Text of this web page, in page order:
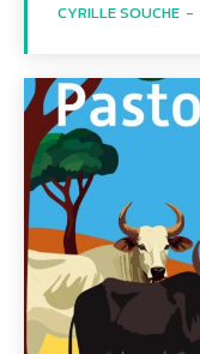
CYRILLE SOUCHE -